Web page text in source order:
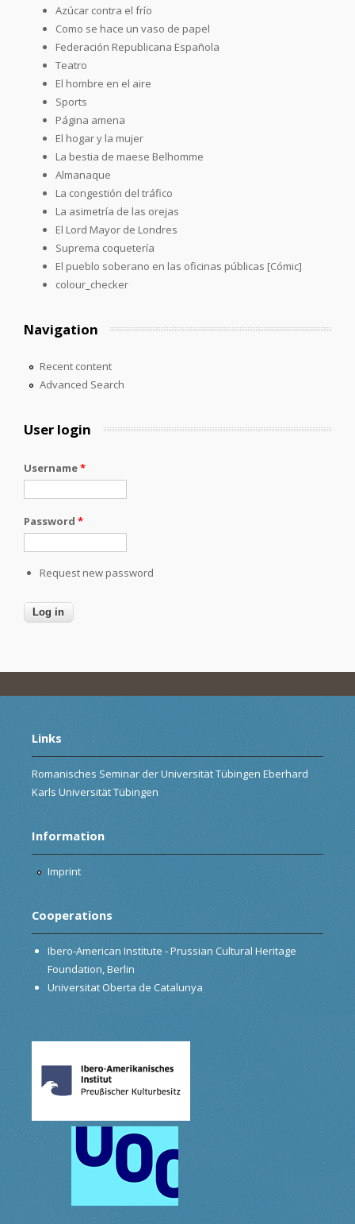
Azúcar contra el frío
Como se hace un vaso de papel
Federación Republicana Española
Teatro
El hombre en el aire
Sports
Página amena
El hogar y la mujer
La bestia de maese Belhomme
Almanaque
La congestión del tráfico
La asimetría de las orejas
El Lord Mayor de Londres
Suprema coquetería
El pueblo soberano en las oficinas públicas [Cómic]
colour_checker
Navigation
Recent content
Advanced Search
User login
Username*
Password *
Request new password
Links
Romanisches Seminar der Universität Tübingen Eberhard
Karls Universität Tübingen
Information
Imprint
Cooperations
Ibero-American Institute - Prussian Cultural Heritage
Foundation, Berlin
Universitat Oberta de Catalunya